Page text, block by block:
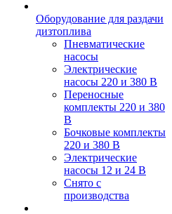
Оборудование для раздачи
дизтоплива
Пневматические
насосы
Электрические
насосы 220 и 380 В
Переносные
комплекты 220 и 380
В
Бочковые комплекты
220 и 380 В
Электрические
насосы 12 и 24 В
Снято с
производства